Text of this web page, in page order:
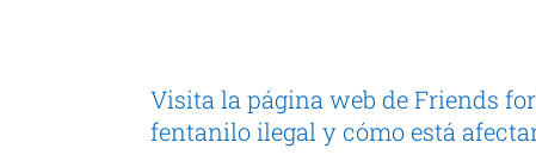
Visita la página web de Friends
fentanilo ilegal y cómo está